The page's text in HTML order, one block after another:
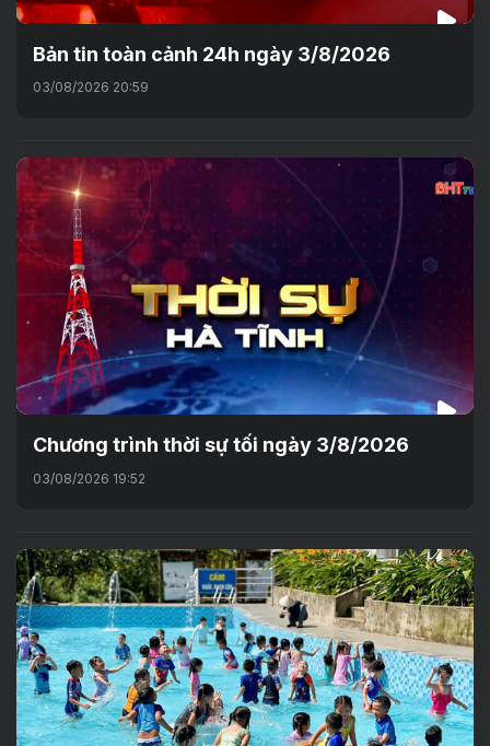
Bản tin toàn cảnh 24h ngày 3/8/2026
03/08/2026 20:59
Chương trình thời sự tối ngày 3/8/2026
03/08/2026 19:52